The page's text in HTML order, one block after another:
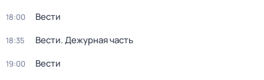
18:00 Вести
18:35 Вести. Дежурная часть
19:00 Вести